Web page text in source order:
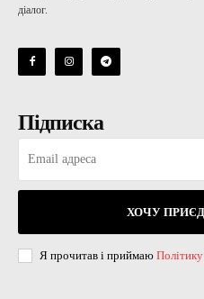
діалог.
Підписка
ХОЧУ
Я прочитав і приймаю